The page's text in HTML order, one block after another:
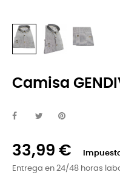
Camisa
33,99 €
Entrega en 24/48 horas